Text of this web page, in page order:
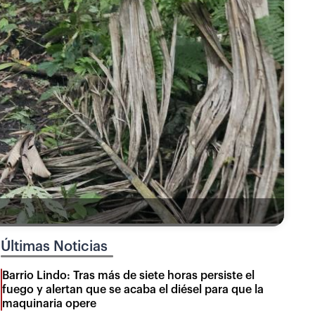
Últimas Noticias
Barrio Lindo: Tras más de siete horas persiste el
fuego y alertan que se acaba el diésel para que la
maquinaria opere